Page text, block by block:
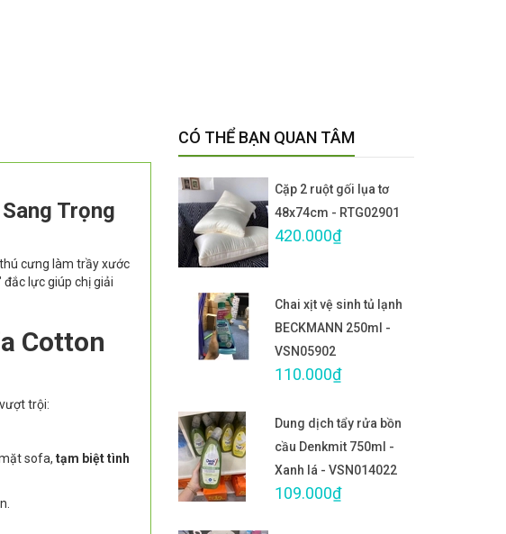
Trọng
cưng làm trầy xước
lực giúp chị giải
Cotton
trội:
sofa, tạm biệt tình
CÓ THỂ BẠN QUAN TÂM
Cặp 2 ruột gối lụa tơ
48x74cm - RTG02901
420.000₫
Chai xịt vệ sinh tủ lạnh
BECKMANN 250ml -
VSN05902
110.000₫
Dung dịch tẩy rửa bồn
cầu Denkmit 750ml -
Xanh lá - VSN014022
109.000₫